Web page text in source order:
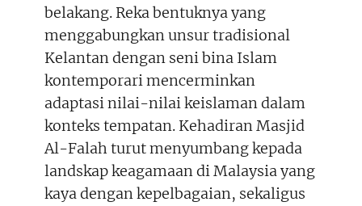
belakang. Reka bentuknya yang
menggabungkan unsur tradisional
Kelantan dengan seni bina Islam
kontemporari mencerminkan
adaptasi nilai-nilai keislaman dalam
konteks tempatan. Kehadiran Masjid
Al-Falah turut menyumbang kepada
landskap keagamaan di Malaysia yang
kaya dengan kepelbagaian, sekaligus